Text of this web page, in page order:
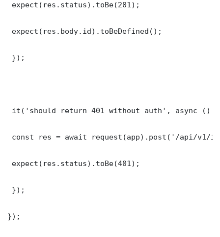
expect(res.status).toBe(201);
expect(res.body.id).toBeDefined();
});
it('should return 401 without auth', async ()
const res = await request(app).post('/api/v1/
expect(res.status).toBe(401);
});
});